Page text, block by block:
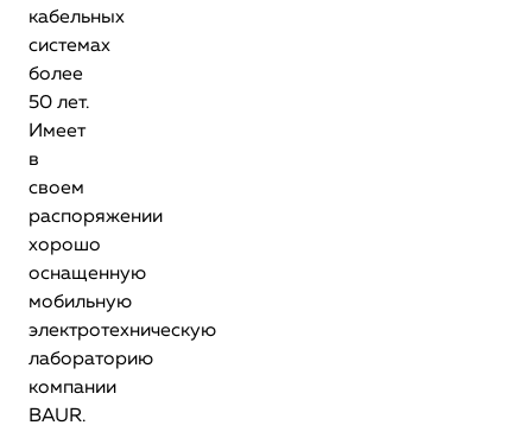
кабельных
системах
более
50 лет.
Имеет
в
своем
распоряжении
хорошо
оснащенную
мобильную
электротехническую
лабораторию
компании
BAUR.